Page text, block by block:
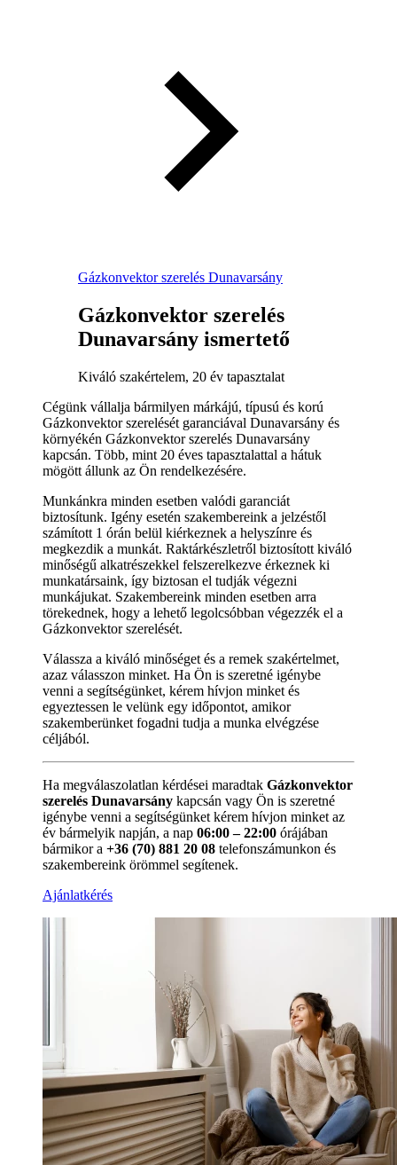
Gázkonvektor szerelés Dunavarsány
Gázkonvektor szerelés
Dunavarsány ismertető
Kiváló szakértelem, 20 év tapasztalat
Cégünk vállalja bármilyen márkájú, típusú és korú
Gázkonvektor szerelését garanciával Dunavarsány és
környékén Gázkonvektor szerelés Dunavarsány
kapcsán. Több, mint 20 éves tapasztalattal a hátuk
mögött állunk az Ön rendelkezésére.
Munkánkra minden esetben valódi garanciát
biztosítunk. Igény esetén szakembereink a jelzéstől
számított 1 órán belül kiérkeznek a helyszínre és
megkezdik a munkát. Raktárkészletről biztosított kiváló
minőségű alkatrészekkel felszerelkezve érkeznek ki
munkatársaink, így biztosan el tudják végezni
munkájukat. Szakembereink minden esetben arra
törekednek, hogy a lehető legolcsóbban végezzék el a
Gázkonvektor szerelését.
Válassza a kiváló minőséget és a remek szakértelmet,
azaz válasszon minket. Ha Ön is szeretné igénybe
venni a segítségünket, kérem hívjon minket és
egyeztessen le velünk egy időpontot, amikor
szakemberünket fogadni tudja a munka elvégzése
céljából.
Ha megválaszolatlan kérdései maradtak Gázkonvektor
szerelés Dunavarsány kapcsán vagy Ön is szeretné
igénybe venni a segítségünket kérem hívjon minket az
év bármelyik napján, a nap 06:00 – 22:00 órájában
bármikor a +36 (70) 881 20 08 telefonszámunkon és
szakembereink örömmel segítenek.
Ajánlatkérés